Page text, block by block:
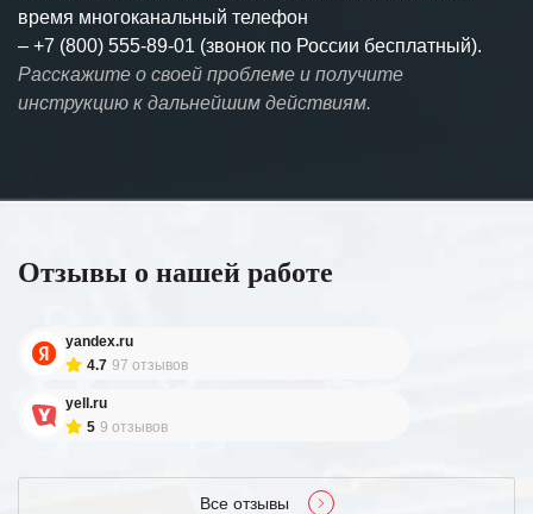
время многоканальный телефон
– +7 (800) 555-89-01 (звонок по России бесплатный).
Расскажите о своей проблеме и получите
инструкцию к дальнейшим действиям.
Отзывы о нашей работе
yandex.ru
4.7 97 отзывов
yell.ru
5 9 отзывов
Все отзывы